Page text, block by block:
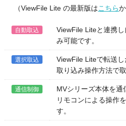
（ViewFile Lite の最新版はこちら
自動取込
ViewFile Liteと連携
み可能です。
選択取込
ViewFile Liteで転送
取り込み操作方法で
通信制御
MVシリーズ本体を
リモコンによる操作
す。